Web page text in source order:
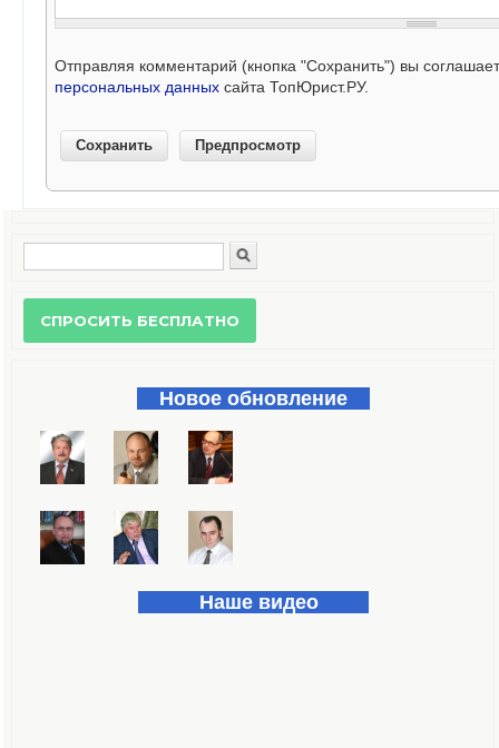
Отправляя комментарий (кнопка "Сохранить") вы
персональных данных сайта ТопЮрист.РУ.
Форма поиска
Новое обновление
Наше видео